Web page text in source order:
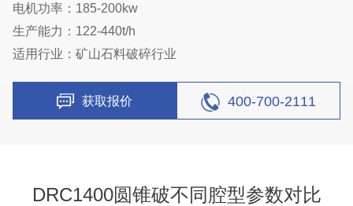
电机功率：185-200kw
生产能力：122-440t/h
适用行业：矿山石料破碎行业
获取报价 400-700-2111
DRC1400圆锥破不同腔型参数对比